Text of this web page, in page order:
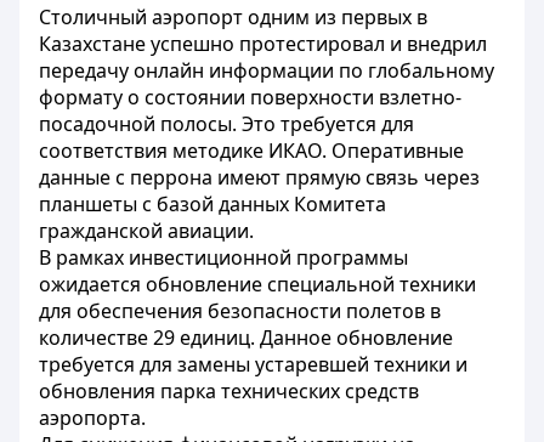
Столичный аэропорт одним из первых в
Казахстане успешно протестировал и внедрил
передачу онлайн информации по глобальному
формату о состоянии поверхности взлетно-
посадочной полосы. Это требуется для
соответствия методике ИКАО. Оперативные
данные с перрона имеют прямую связь через
планшеты с базой данных Комитета
гражданской авиации.
В рамках инвестиционной программы
ожидается обновление специальной техники
для обеспечения безопасности полетов в
количестве 29 единиц. Данное обновление
требуется для замены устаревшей техники и
обновления парка технических средств
аэропорта.